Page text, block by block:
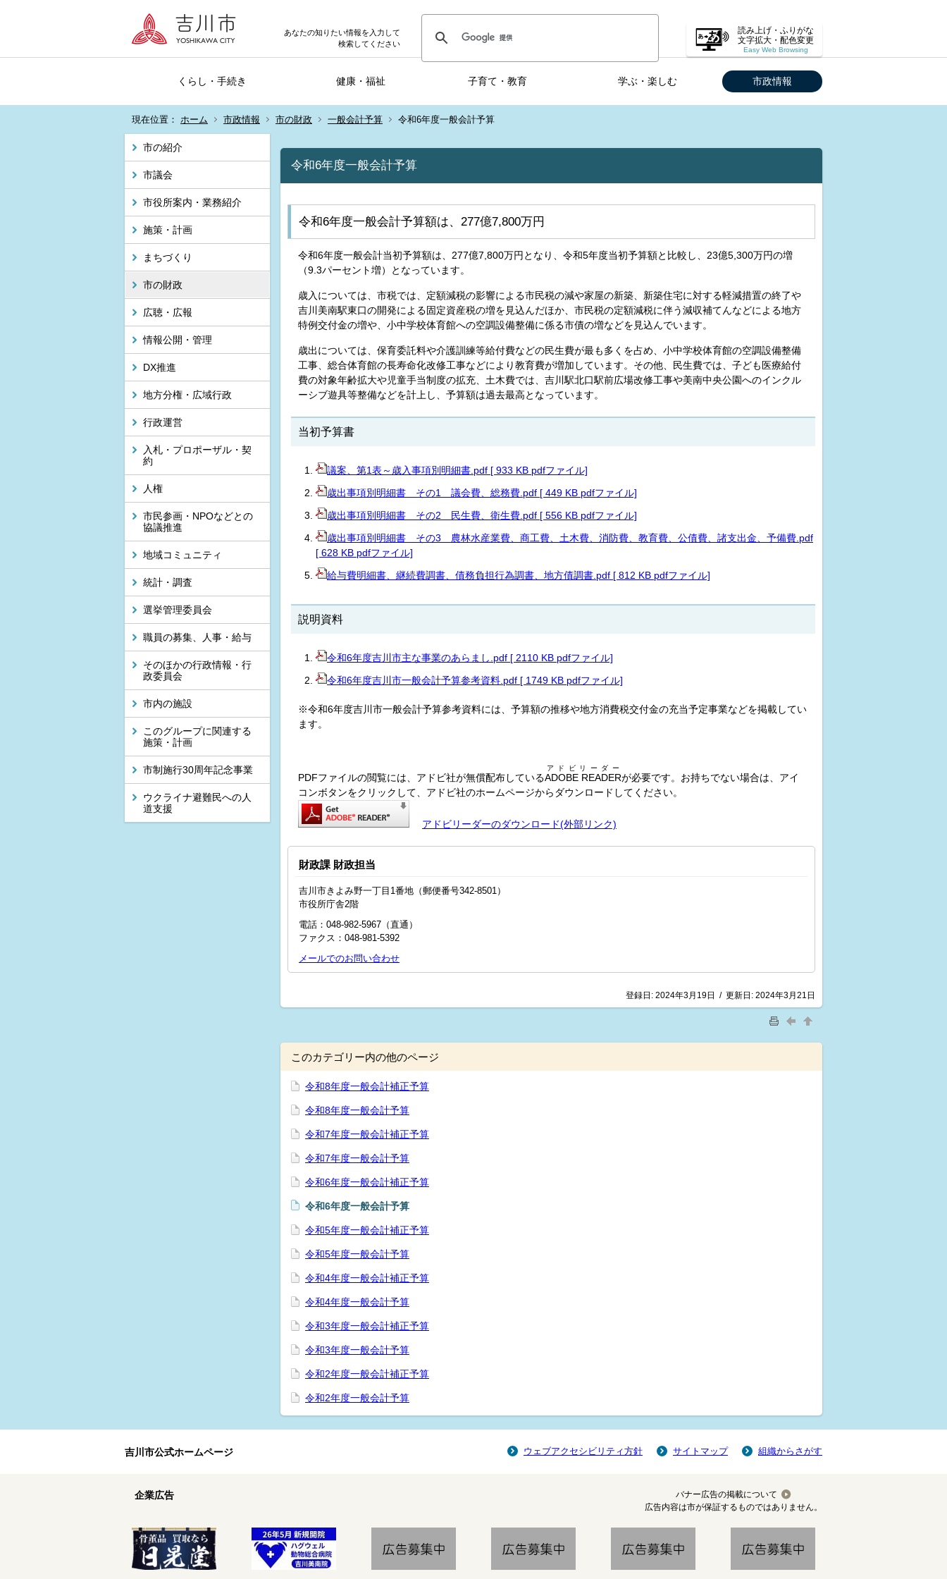
あなたの知りたい情報を入力して
検索してください
読み上げ・ふりがな
文字拡大・配色変更
Easy Web Browsing
くらし・手続き 健康・福祉 子育て・教育 学ぶ・楽しむ 市政情報
現在位置： ホーム 市政情報 市の財政 一般会計予算 令和6年度一般会計予算
市の紹介
市議会
市役所案内・業務紹介
施策・計画
まちづくり
市の財政
広聴・広報
情報公開・管理
DX推進
地方分権・広域行政
行政運営
入札・プロポーザル・契
約
人権
市民参画・NPOなどとの
協議推進
地域コミュニティ
統計・調査
選挙管理委員会
職員の募集、人事・給与
そのほかの行政情報・行
政委員会
市内の施設
このグループに関連する
施策・計画
市制施行30周年記念事業
ウクライナ避難民への人
道支援
令和6年度一般会計予算
令和6年度一般会計予算額は、277億7,800万円
令和6年度一般会計当初予算額は、277億7,800万円となり、令和5年度当初予算額と比較し、23億5,300万円の増
（9.3パーセント増）となっています。
歳入については、市税では、定額減税の影響による市民税の減や家屋の新築、新築住宅に対する軽減措置の終了や
吉川美南駅東口の開発による固定資産税の増を見込んだほか、市民税の定額減税に伴う減収補てんなどによる地方
特例交付金の増や、小中学校体育館への空調設備整備に係る市債の増などを見込んでいます。
歳出については、保育委託料や介護訓練等給付費などの民生費が最も多くを占め、小中学校体育館の空調設備整備
工事、総合体育館の長寿命化改修工事などにより教育費が増加しています。その他、民生費では、子ども医療給付
費の対象年齢拡大や児童手当制度の拡充、土木費では、吉川駅北口駅前広場改修工事や美南中央公園へのインクル
ーシブ遊具等整備などを計上し、予算額は過去最高となっています。
当初予算書
議案、第1表～歳入事項別明細書.pdf [ 933 KB pdfファイル]
歳出事項別明細書 その1 議会費、総務費.pdf [ 449 KB pdfファイル]
歳出事項別明細書 その2 民生費、衛生費.pdf [ 556 KB pdfファイル]
歳出事項別明細書 その3 農林水産業費、商工費、土木費、消防費、教育費、公債費、諸支出金、予備費.pdf
[ 628 KB pdfファイル]
給与費明細書、継続費調書、債務負担行為調書、地方債調書.pdf [ 812 KB pdfファイル]
説明資料
令和6年度吉川市主な事業のあらまし.pdf [ 2110 KB pdfファイル]
令和6年度吉川市一般会計予算参考資料.pdf [ 1749 KB pdfファイル]
※令和6年度吉川市一般会計予算参考資料には、予算額の推移や地方消費税交付金の充当予定事業などを掲載してい
ます。
PDFファイルの閲覧には、アドビ社が無償配布しているADOBE READER
アドビリーダー
が必要です。お持ちでない場合は、アイ
コンボタンをクリックして、アドビ社のホームページからダウンロードしてください。
アドビリーダーのダウンロード(外部リンク)
財政課 財政担当
吉川市きよみ野一丁目1番地（郵便番号342-8501）
市役所庁舎2階
電話：048‐982‐5967（直通）
ファクス：048-981-5392
メールでのお問い合わせ
登録日: 2024年3月19日 / 更新日: 2024年3月21日
このカテゴリー内の他のページ
令和8年度一般会計補正予算
令和8年度一般会計予算
令和7年度一般会計補正予算
令和7年度一般会計予算
令和6年度一般会計補正予算
令和6年度一般会計予算
令和5年度一般会計補正予算
令和5年度一般会計予算
令和4年度一般会計補正予算
令和4年度一般会計予算
令和3年度一般会計補正予算
令和3年度一般会計予算
令和2年度一般会計補正予算
令和2年度一般会計予算
吉川市公式ホームページ ウェブアクセシビリティ方針 サイトマップ 組織からさがす
企業広告
バナー広告の掲載について
広告内容は市が保証するものではありません。